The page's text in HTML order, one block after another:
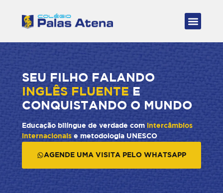
SEU FILHO FALANDO
INGLÊS FLUENTE E
CONQUISTANDO O MUNDO
Educação bilíngue de verdade com
intercâmbios
internacionais e metodologia UNESCO
AGENDE UMA VISITA PELO WHATSAPP